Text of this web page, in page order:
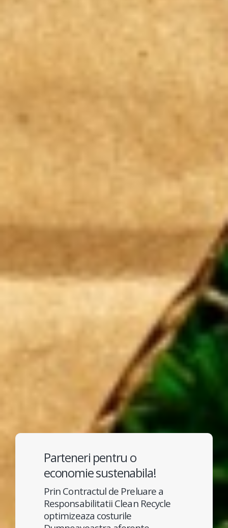
Parteneri pentru o
economie sustenabila!
Prin Contractul de Preluare a
Responsabilitatii Clean Recycle
optimizeaza costurile